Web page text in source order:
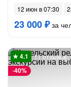
12 июн в 07:30
23 000 ₽за
-40%
11 отзывов